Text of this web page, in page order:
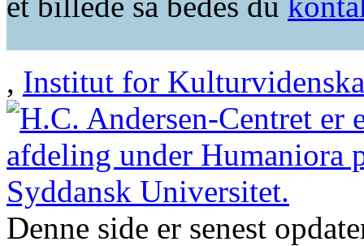
, Institut for
Denne side er senest